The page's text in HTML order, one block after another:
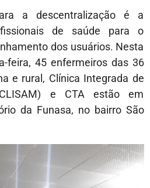
a descentralização é a
de saúde para o
dos usuários. Nesta
feira, 45 enfermeiros das 36
e rural, Clínica Integrada de
e CTA estão em
da Funasa, no bairro São